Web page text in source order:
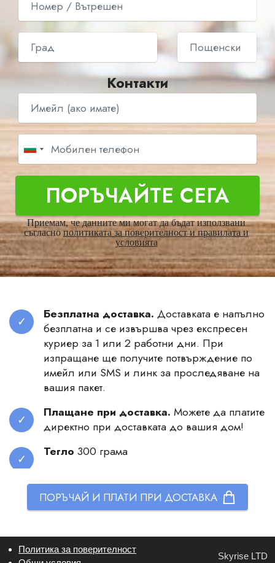
Контакти
ПОРЪЧАЙТЕ СЕГА
Приемам, че данните ми могат да бъдат използвани
съгласно политиката за поверителност и правилата и
условията
Безплатна доставка. Доставката е напълно
безплатна и се извършва чрез експресен
куриер за 1 или 2 работни дни. При
изпращане ще получите потвърждение по
имейл или SMS и линк за проследяване на
вашия пакет.
Плащане при доставка. Можете да платите
директно при доставката до вашия дом!
Тегло 300 грама
ПОРЪЧАЙ И ПЛАТИ ПРИ ДОСТАВКА
Политика за поверителност
Skyrise LTD